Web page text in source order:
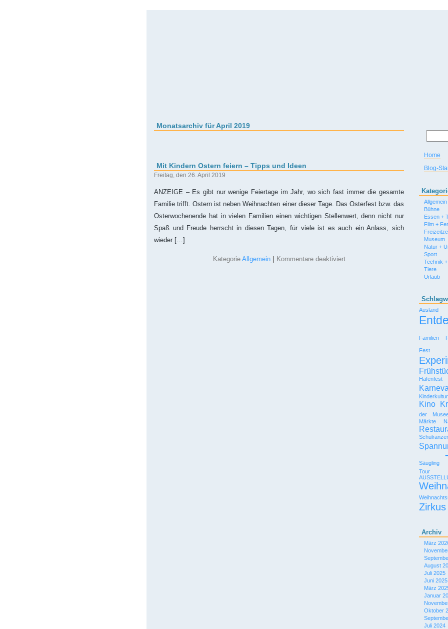
Monatsarchiv für April 2019
Mit Kindern Ostern feiern – Tipps und Ideen
Freitag, den 26. April 2019
ANZEIGE – Es gibt nur wenige Feiertage im Jahr, wo sich fast immer die gesamte
Familie trifft. Ostern ist neben Weihnachten einer dieser Tage. Das Osterfest bzw. das
Osterwochenende hat in vielen Familien einen wichtigen Stellenwert, denn nicht nur
Spaß und Freude herrscht in diesen Tagen, für viele ist es auch ein Anlass, sich
wieder […]
Kategorie Allgemein Kommentare deaktiviertfür
Home
Blog-
Allgemein
Bühne
Essen +
Film +
Museum
Natur +
Sport
Technik
Tiere
Urlaub
Ausland
Familien
Fest
Hafenfest
Kino
der
Märkte
Säugling
Tour
Zirkus
Archiv
März
August
Juli 2025
Juni 2025
März
Januar
Oktober
Juli 2024